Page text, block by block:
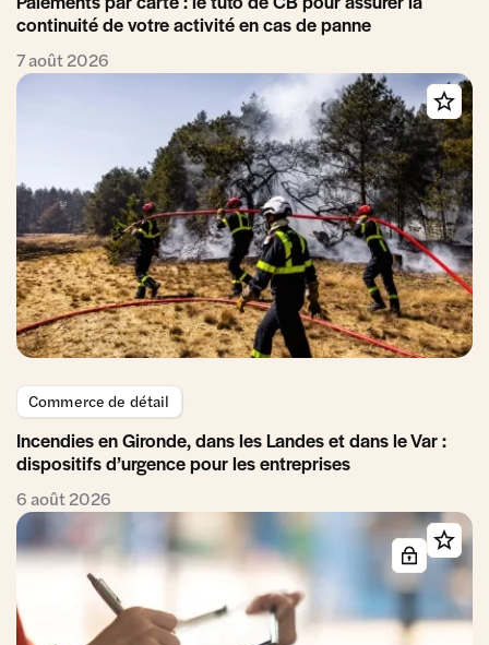
continuité de votre activité en cas de panne
7 août 2026
Commerce de détail
Incendies en Gironde, dans les Landes et dans le Var :
dispositifs d’urgence pour les entreprises
6 août 2026